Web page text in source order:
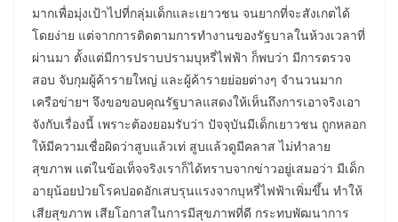
มากเพื่อมุ่งเป้าไปที่กลุ่มเด็กและเยาวชน จนยากที่จะสังเกตได้
โดยง่าย แต่จากการติดตามการทำงานของรัฐบาลในห้วงเวลาที่
ผ่านมา ตั้งแต่มีการปราบปรามบุหรี่ไฟฟ้า ก็พบว่า มีการตรวจ
สอบ จับกุมผู้ค้ารายใหญ่ และผู้ค้ารายย่อยต่างๆ จำนวนมาก
เครือข่ายฯ จึงขอขอบคุณรัฐบาลแสดงให้เห็นถึงการเอาจริงเอา
จังกับเรื่องนี้ เพราะต้องยอมรับว่า ปัจจุบันมีเด็กเยาวชน ถูกหลอก
ให้มีความเชื่อผิดว่าสูบแล้วเท่ สูบแล้วดูมีคลาส ไม่ทำลาย
สุขภาพ แต่ในข้อเท็จจริงเราก็ได้ทราบจากข่าวอยู่เสมอว่า มีเด็ก
อายุน้อยป่วยโรคปอดอักเสบรุนแรงจากบุหรี่ไฟฟ้าเพิ่มขึ้น ทำให้
เสียสุขภาพ เสียโอกาสในการมีสุขภาพที่ดี กระทบพัฒนาการ